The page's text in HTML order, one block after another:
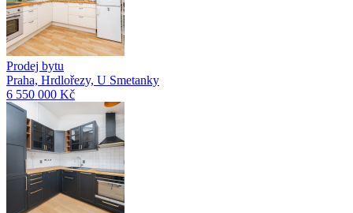
Prodej bytu
Praha, Hrdlořezy, U Smetanky
6 550 000 Kč